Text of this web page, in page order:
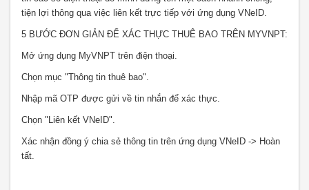
tiện lợi thông qua việc liên kết trực tiếp với ứng dụng VNeID.
5 BƯỚC ĐƠN GIẢN ĐỂ XÁC THỰC THUÊ BAO TRÊN MYVNPT:
Mở ứng dụng MyVNPT trên điện thoại.
Chọn mục "Thông tin thuê bao".
Nhập mã OTP được gửi về tin nhắn để xác thực.
Chọn "Liên kết VNeID".
Xác nhận đồng ý chia sẻ thông tin trên ứng dụng VNeID -> Hoàn
tất.